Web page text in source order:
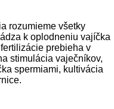
rozumieme všetky
k oplodneniu vajíčka
prebieha v
stimulácia vaječníkov,
spermiami, kultivácia